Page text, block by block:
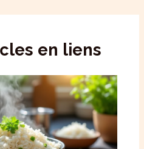
en liens